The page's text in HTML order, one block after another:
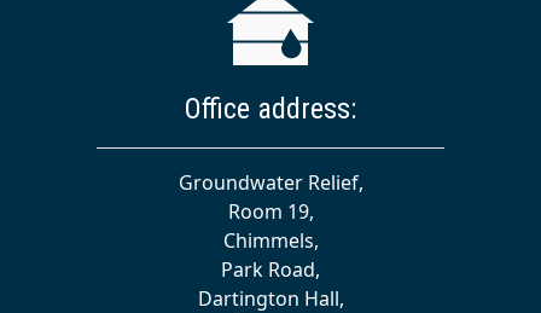
Office address:
Groundwater Relief,
Room 19,
Chimmels,
Park Road,
Dartington Hall,